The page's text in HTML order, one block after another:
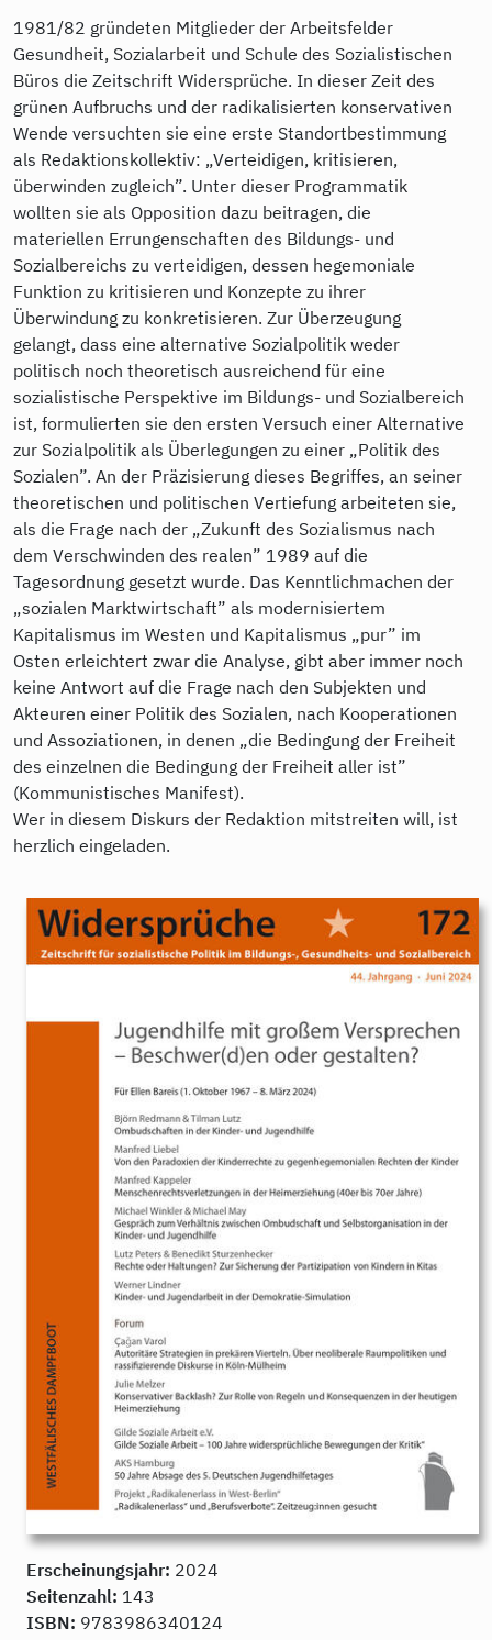
1981/82 gründeten Mitglieder der Arbeitsfelder
Gesundheit, Sozialarbeit und Schule des Sozialistischen
Büros die Zeitschrift Widersprüche. In dieser Zeit des
grünen Aufbruchs und der radikalisierten konservativen
Wende versuchten sie eine erste Standortbestimmung
als Redaktionskollektiv: „Verteidigen, kritisieren,
überwinden zugleich”. Unter dieser Programmatik
wollten sie als Opposition dazu beitragen, die
materiellen Errungenschaften des Bildungs- und
Sozialbereichs zu verteidigen, dessen hegemoniale
Funktion zu kritisieren und Konzepte zu ihrer
Überwindung zu konkretisieren. Zur Überzeugung
gelangt, dass eine alternative Sozialpolitik weder
politisch noch theoretisch ausreichend für eine
sozialistische Perspektive im Bildungs- und Sozialbereich
ist, formulierten sie den ersten Versuch einer Alternative
zur Sozialpolitik als Überlegungen zu einer „Politik des
Sozialen”. An der Präzisierung dieses Begriffes, an seiner
theoretischen und politischen Vertiefung arbeiteten sie,
als die Frage nach der „Zukunft des Sozialismus nach
dem Verschwinden des realen” 1989 auf die
Tagesordnung gesetzt wurde. Das Kenntlichmachen der
„sozialen Marktwirtschaft” als modernisiertem
Kapitalismus im Westen und Kapitalismus „pur” im
Osten erleichtert zwar die Analyse, gibt aber immer noch
keine Antwort auf die Frage nach den Subjekten und
Akteuren einer Politik des Sozialen, nach Kooperationen
und Assoziationen, in denen „die Bedingung der Freiheit
des einzelnen die Bedingung der Freiheit aller ist”
(Kommunistisches Manifest).
Wer in diesem Diskurs der Redaktion mitstreiten will, ist
herzlich eingeladen.
9783986340124.jpg
Erscheinungsjahr: 2024
Seitenzahl: 143
ISBN: 9783986340124